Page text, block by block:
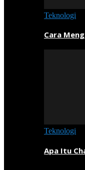
Teknologi
Cara
Teknologi
Apa Itu